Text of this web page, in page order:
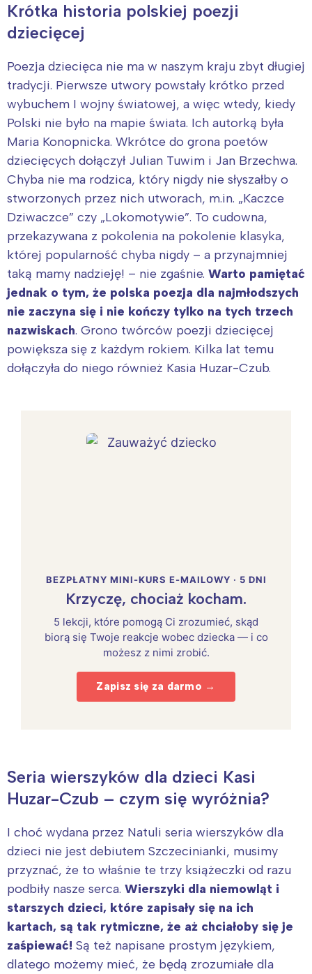
Krótka historia polskiej poezji
dziecięcej
Poezja dziecięca nie ma w naszym kraju zbyt długiej
tradycji. Pierwsze utwory powstały krótko przed
wybuchem I wojny światowej, a więc wtedy, kiedy
Polski nie było na mapie świata. Ich autorką była
Maria Konopnicka. Wkrótce do grona poetów
dziecięcych dołączył Julian Tuwim i Jan Brzechwa.
Chyba nie ma rodzica, który nigdy nie słyszałby o
stworzonych przez nich utworach, m.in. „Kaczce
Dziwaczce” czy „Lokomotywie”. To cudowna,
przekazywana z pokolenia na pokolenie klasyka,
której popularność chyba nigdy – a przynajmniej
taką mamy nadzieję! – nie zgaśnie. Warto pamiętać
jednak o tym, że polska poezja dla najmłodszych
nie zaczyna się i nie kończy tylko na tych trzech
nazwiskach. Grono twórców poezji dziecięcej
powiększa się z każdym rokiem. Kilka lat temu
dołączyła do niego również Kasia Huzar-Czub.
BEZPŁATNY MINI-KURS E-MAILOWY · 5 DNI
Krzyczę, chociaż kocham.
5 lekcji, które pomogą Ci zrozumieć, skąd
biorą się Twoje reakcje wobec dziecka — i co
możesz z nimi zrobić.
Zapisz się za darmo →
Seria wierszyków dla dzieci Kasi
Huzar-Czub – czym się wyróżnia?
I choć wydana przez Natuli seria wierszyków dla
dzieci nie jest debiutem Szczecinianki, musimy
przyznać, że to właśnie te trzy książeczki od razu
podbiły nasze serca. Wierszyki dla niemowląt i
starszych dzieci, które zapisały się na ich
kartach, są tak rytmiczne, że aż chciałoby się je
zaśpiewać! Są też napisane prostym językiem,
dlatego możemy mieć, że będą zrozumiałe dla